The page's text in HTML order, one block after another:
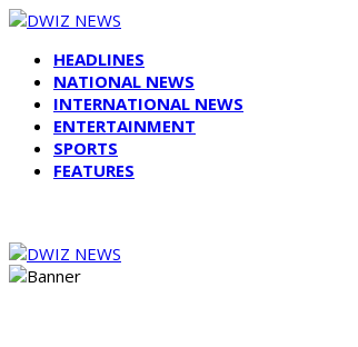
HEADLINES
NATIONAL NEWS
INTERNATIONAL NEWS
ENTERTAINMENT
SPORTS
FEATURES